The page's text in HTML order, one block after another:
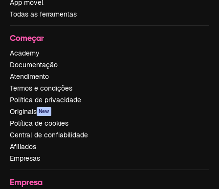
App móvel
Todas as ferramentas
Começar
Academy
Documentação
Atendimento
Termos e condições
Política de privacidade
Originais New
Política de cookies
Central de confiabilidade
Afiliados
Empresas
Empresa